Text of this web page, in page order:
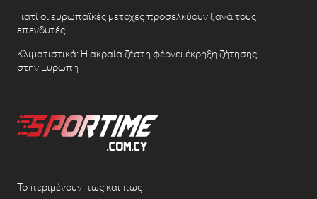
Γιατί οι ευρωπαϊκές μετοχές προσελκύουν ξανά τους
επενδυτές
Κλιματιστικά: Η ακραία ζέστη φέρνει έκρηξη ζήτησης
στην Ευρώπη
Το περιμένουν πως και πως